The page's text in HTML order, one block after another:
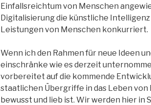
Einfallsreichtum von Menschen
Digitalisierung die künstliche
Leistungen von Menschen konkurriert.
Wenn ich den Rahmen für neue Ideen
einschränke wie es derzeit
vorbereitet auf die kommende
staatlichen Übergriffe in das Leben von
bewusst und lieb ist. Wir werden hier in